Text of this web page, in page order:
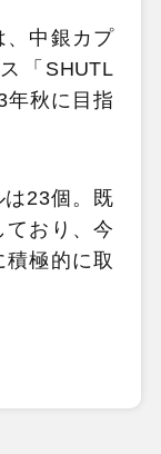
、中銀カプ
「SHUTL
年秋に目指
23個。既
ており、今
極的に取